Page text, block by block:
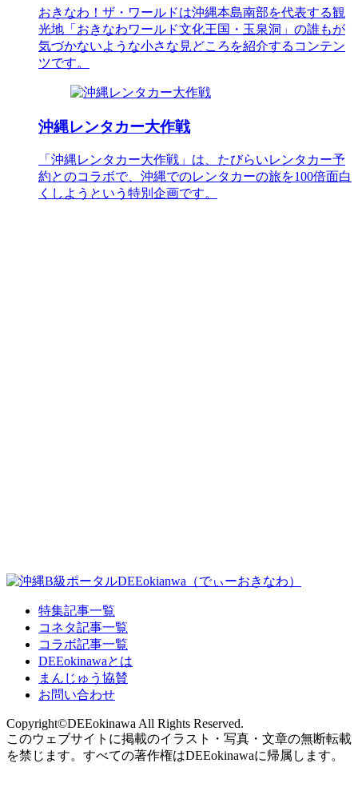
おきなわ！ザ・ワールドは沖縄本島南部を代表する観
光地「おきなわワールド文化王国・玉泉洞」の誰もが
気づかないような小さな見どころを紹介するコンテン
ツです。
沖縄レンタカー大作戦
「沖縄レンタカー大作戦」は、たびらいレンタカー予
約とのコラボで、沖縄でのレンタカーの旅を100倍面白
くしようという特別企画です。
特集記事一覧
コネタ記事一覧
コラボ記事一覧
DEEokinawaとは
まんじゅう協賛
お問い合わせ
Copyright©DEEokinawa All Rights Reserved.
このウェブサイトに掲載のイラスト・写真・文章の無断転載
を禁じます。すべての著作権はDEEokinawaに帰属します。